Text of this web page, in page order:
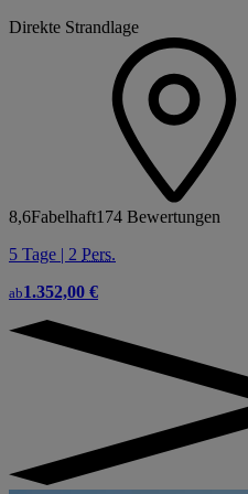
Direkte Strandlage
8,6Fabelhaft174 Bewertungen
5 Tage | 2 Pers.
ab1.352,00 €